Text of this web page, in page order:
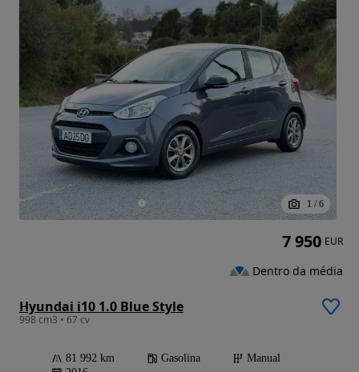
1 / 6
Hyundai i10 1.0 Blue Style
998 cm3 • 67 cv
81 992 km Gasolina
Manual
7 950 EUR
Dentro da média